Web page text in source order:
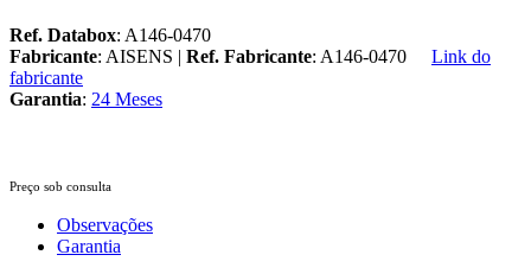
Ref. Databox: A146-0470
Fabricante: AISENS | Ref. Fabricante: A146-0470
Link do
fabricante
Garantia: 24 Meses
Preço sob consulta
Observações
Garantia